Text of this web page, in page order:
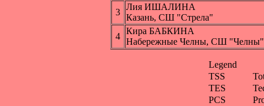
3
Лия ИШАЛИНА
Казань, СШ "Стрела"
4
Кира БАБКИНА
Набережные Челны, СШ "Челны"
Legend
TSS
TES
PCS